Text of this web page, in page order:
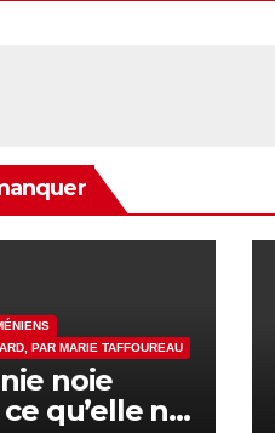
PAR MARIE TAFFOUREAU
noie
qu’elle ne